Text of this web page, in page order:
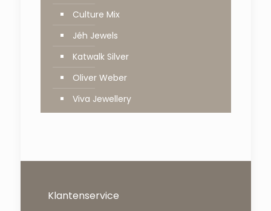
Culture Mix
Jéh Jewels
Katwalk Silver
Oliver Weber
Viva Jewellery
Klantenservice